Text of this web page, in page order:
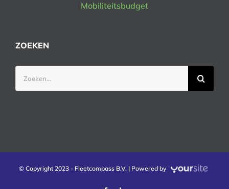
Mobiliteitsbudget
ZOEKEN
Zoeken
naar:
© Copyright 2023 - Fleetcompass B.V. | Powered by